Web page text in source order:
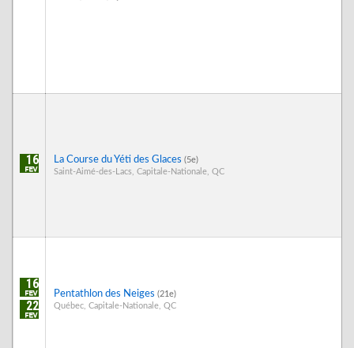
16 La Course du Yéti des Glaces (5e)
Saint-Aimé-des-Lacs, Capitale-Nationale, QC
16
22
Pentathlon des Neiges (21e)
Québec, Capitale-Nationale, QC